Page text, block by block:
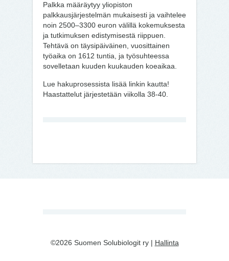
Palkka määräytyy yliopiston
palkkausjärjestelmän mukaisesti ja vaihtelee
noin 2500–3300 euron välillä kokemuksesta
ja tutkimuksen edistymisestä riippuen.
Tehtävä on täysipäiväinen, vuosittainen
työaika on 1612 tuntia, ja työsuhteessa
sovelletaan kuuden kuukauden koeaikaa.
Lue hakuprosessista lisää linkin kautta!
Haastattelut järjestetään viikolla 38-40.
©2026 Suomen Solubiologit ry | Hallinta